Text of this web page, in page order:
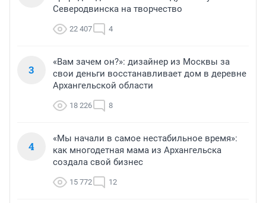
Северодвинска на творчество
22 407 4
3
«Вам зачем он?»: дизайнер из Москвы за
свои деньги восстанавливает дом в деревне
Архангельской области
18 226 8
4
«Мы начали в самое нестабильное время»:
как многодетная мама из Архангельска
создала свой бизнес
15 772 12